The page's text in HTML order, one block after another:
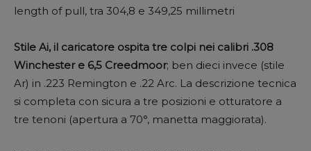
length of pull, tra 304,8 e 349,25 millimetri
Stile Ai, il caricatore ospita tre colpi nei calibri .308
Winchester e 6,5 Creedmoor; ben dieci invece (stile
Ar) in .223 Remington e .22 Arc. La descrizione tecnica
si completa con sicura a tre posizioni e otturatore a
tre tenoni (apertura a 70°, manetta maggiorata).